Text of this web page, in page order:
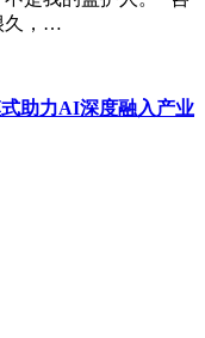
久，…
助力AI深度融入产业